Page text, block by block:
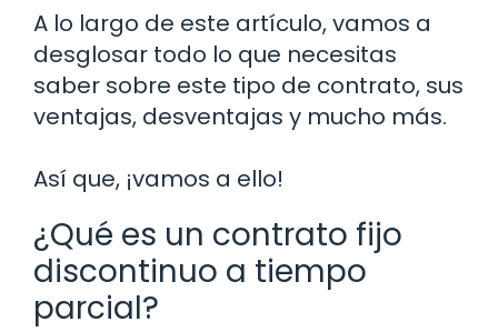
A lo largo de este artículo, vamos a
desglosar todo lo que necesitas
saber sobre este tipo de contrato, sus
ventajas, desventajas y mucho más.
Así que, ¡vamos a ello!
¿Qué es un contrato fijo
discontinuo a tiempo
parcial?